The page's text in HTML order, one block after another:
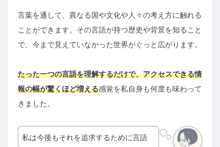
言葉を通して、異なる国や文化や人々の考え方に触れる
ことができます。 その言語が持つ歴史や背景を知ること
で、今まで見えていなかった世界がぐっと広がります。
たった一つの言語を理解するだけで、アクセスできる情
報の幅が驚くほど増える感覚を私自身も何度も味わって
きました。
私は今後もそれを追求するために言語